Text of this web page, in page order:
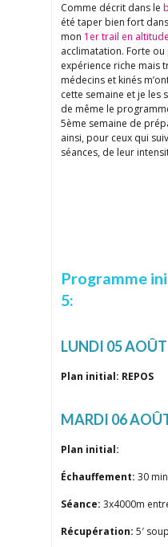
Comme décrit dans le
été taper bien fort
mon 1er trail en altitude
acclimatation. Forte
expérience riche mais
médecins et kinés
cette semaine et je les
de même le
5ème semaine de
ainsi, pour ceux qui
séances, de leur
Programme
5:
LUNDI 05 AOÛT
Plan initial: REPOS
MARDI 06
Plan initial:
Échauffement: 30
Séance: 3x4000m
Récupération: 5′